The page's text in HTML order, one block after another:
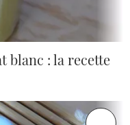
blanc : la recette